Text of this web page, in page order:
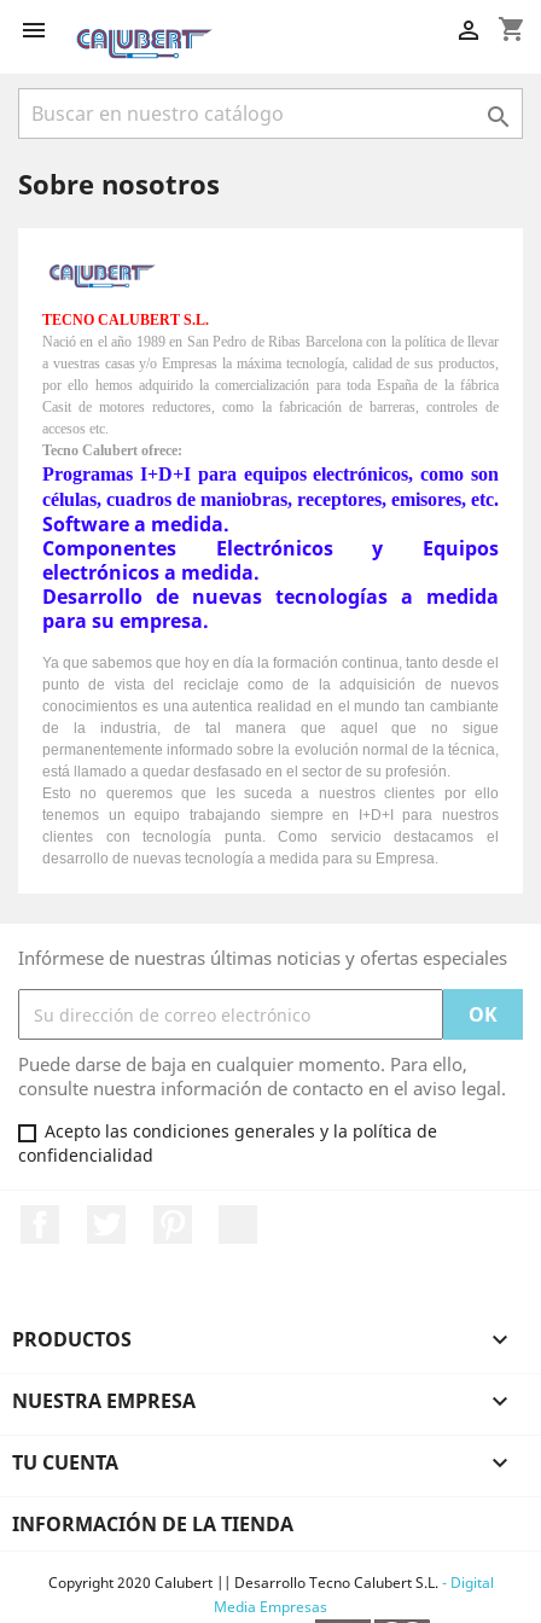
 shopping_cart


Sobre nosotros
TECNO CALUBERT S.L.
Nació en el año 1989 en San Pedro de Ribas Barcelona con la política de llevar
a vuestras casas y/o Empresas la máxima tecnología, calidad de sus productos,
por ello hemos adquirido la comercialización para toda España de la fábrica
Casit de motores reductores, como la fabricación de barreras, controles de
accesos etc.
Tecno Calubert ofrece:
Programas I+D+I para equipos electrónicos, como son
células, cuadros de maniobras, receptores, emisores, etc.
Software a medida.
Componentes Electrónicos y Equipos
electrónicos a medida.
Desarrollo de nuevas tecnologías a medida
para su empresa.
Ya que sabemos que hoy en día la formación continua, tanto desde el
punto de vista del reciclaje como de la adquisición de nuevos
conocimientos es una autentica realidad en el mundo tan cambiante
de la industria, de tal manera que aquel que no sigue
permanentemente informado sobre la evolución normal de la técnica,
está llamado a quedar desfasado en el sector de su profesión.
Esto no queremos que les suceda a nuestros clientes por ello
tenemos un equipo trabajando siempre en I+D+I para nuestros
clientes con tecnología punta. Como servicio destacamos el
desarrollo de nuevas tecnología a medida para su Empresa.
Infórmese de nuestras últimas noticias y ofertas especiales
Puede darse de baja en cualquier momento. Para ello,
consulte nuestra información de contacto en el aviso legal.
Acepto las condiciones generales y la política de
confidencialidad
PRODUCTOS 
NUESTRA EMPRESA 
TU CUENTA 
INFORMACIÓN DE LA TIENDA
Copyright 2020 Calubert || Desarrollo Tecno Calubert S.L.- Digital
Media Empresas